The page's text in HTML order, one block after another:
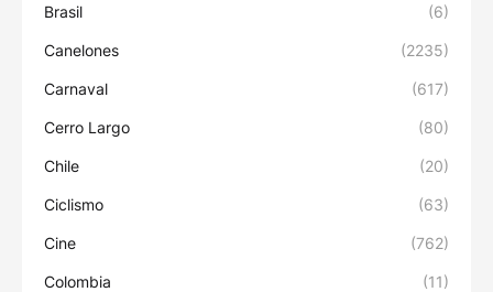
Brasil (6)
Canelones (2235)
Carnaval (617)
Cerro Largo (80)
Chile (20)
Ciclismo (63)
Cine (762)
Colombia (11)